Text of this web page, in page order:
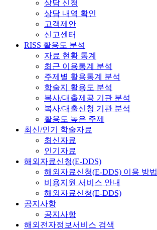
상담 신청
상담 내역 확인
고객제안
신고센터
RISS 활용도 분석
자료 현황 통계
최근 이용통계 분석
주제별 활용통계 분석
학술지 활용도 분석
복사/대출제공 기관 분석
복사/대출신청 기관 분석
활용도 높은 주제
최신/인기 학술자료
최신자료
인기자료
해외자료신청(E-DDS)
해외자료신청(E-DDS) 이용 방법
비용지원 서비스 안내
해외자료신청(E-DDS)
공지사항
공지사항
해외전자정보서비스 검색